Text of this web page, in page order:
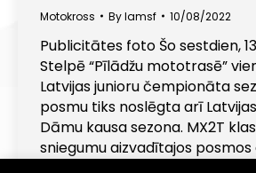
Motokross Bylamsf 10/08/2022
Publicitātes foto Šo sestdien,
Stelpē “Pīlādžu mototrasē”
Latvijas junioru čempionāta
posmu tiks noslēgta arī
Dāmu kausa sezona. MX2T
sniegumu aizvadītajos